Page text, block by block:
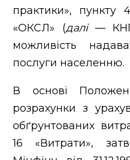
практики»,
«ОКСЛ» (далі—
можливість
послуги населенню.
В основі
розрахунки з
обґрунтованих
16 «Витрати»,